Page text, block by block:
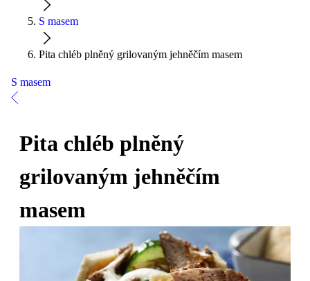
S masem
Pita chléb plněný grilovaným jehněčím masem
S masem
Pita chléb plněný
grilovaným jehněčím
masem